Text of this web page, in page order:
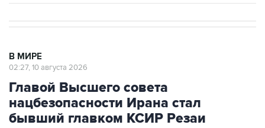
В МИРЕ
02:27, 10 августа 2026
Главой Высшего совета
нацбезопасности Ирана стал
бывший главком КСИР Резаи